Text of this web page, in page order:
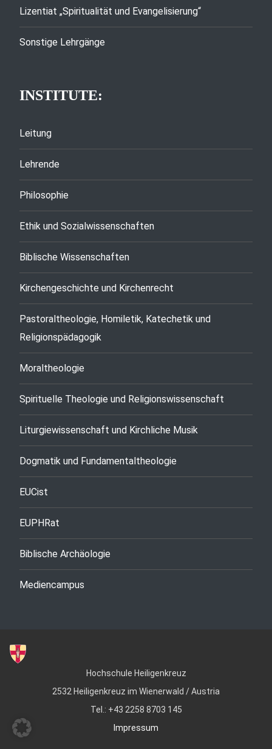
Lizentiat „Spiritualität und Evangelisierung“
Sonstige Lehrgänge
INSTITUTE:
Leitung
Lehrende
Philosophie
Ethik und Sozialwissenschaften
Biblische Wissenschaften
Kirchengeschichte und Kirchenrecht
Pastoraltheologie, Homiletik, Katechetik und
Religionspädagogik
Moraltheologie
Spirituelle Theologie und Religionswissenschaft
Liturgiewissenschaft und Kirchliche Musik
Dogmatik und Fundamentaltheologie
EUCist
EUPHRat
Biblische Archäologie
Mediencampus
Hochschule Heiligenkreuz
2532 Heiligenkreuz im Wienerwald / Austria
Tel.: +43 2258 8703 145
Impressum